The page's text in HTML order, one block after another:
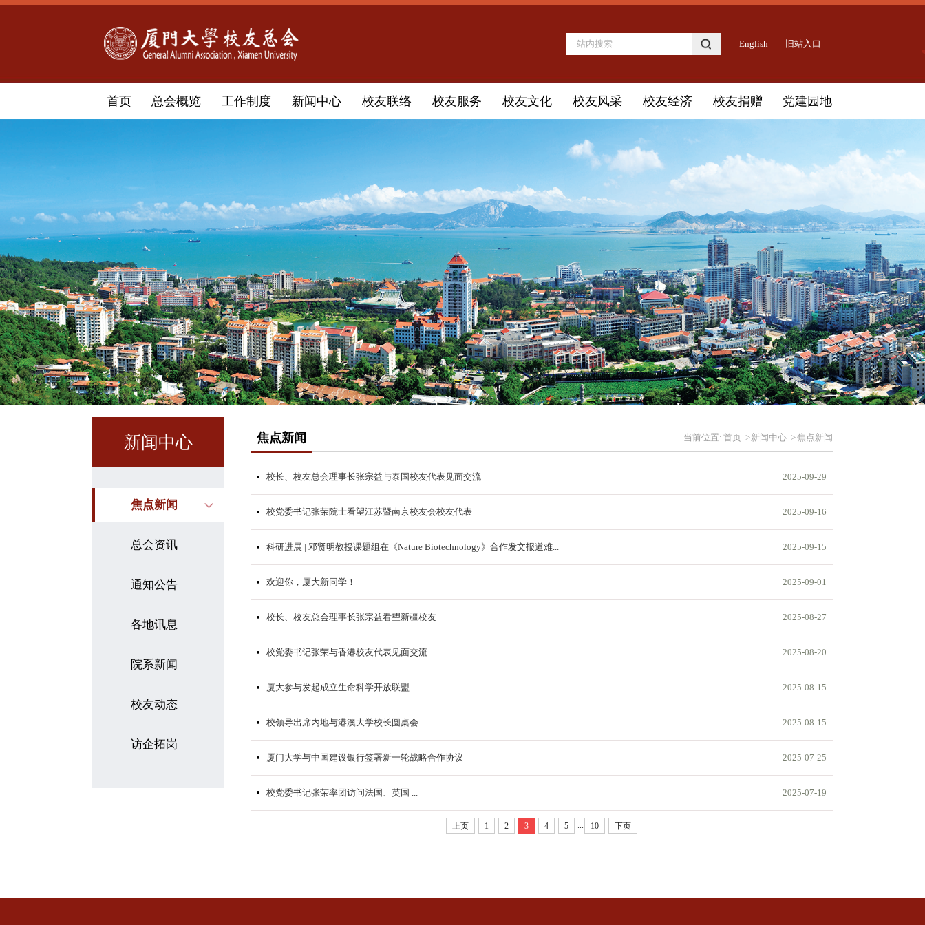
English 旧站入口
首页 总会概览 工作制度 新闻中心 校友联络 校友服务 校友文化 校友风采 校友经济 校友捐赠 党建园地
新闻中心
焦点新闻
总会资讯
通知公告
各地讯息
院系新闻
校友动态
访企拓岗
焦点新闻 当前位置: 首页->新闻中心->焦点新闻
校长、校友总会理事长张宗益与泰国校友代表见面交流 2025-09-29
校党委书记张荣院士看望江苏暨南京校友会校友代表 2025-09-16
科研进展 | 邓贤明教授课题组在《Nature Biotechnology》合作发文报道难... 2025-09-15
欢迎你，厦大新同学！ 2025-09-01
校长、校友总会理事长张宗益看望新疆校友 2025-08-27
校党委书记张荣与香港校友代表见面交流 2025-08-20
厦大参与发起成立生命科学开放联盟 2025-08-15
校领导出席内地与港澳大学校长圆桌会 2025-08-15
厦门大学与中国建设银行签署新一轮战略合作协议 2025-07-25
校党委书记张荣率团访问法国、英国 ... 2025-07-19
上页 1 2 3 4 5 ... 10 下页